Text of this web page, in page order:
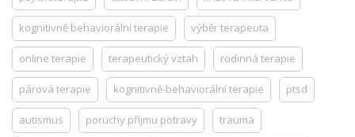
kognitivně behaviorální terapie výběr terapeuta
online terapie terapeutický vztah rodinná terapie
párová terapie kognitivně-behaviorální terapie ptsd
autismus poruchy příjmu potravy trauma